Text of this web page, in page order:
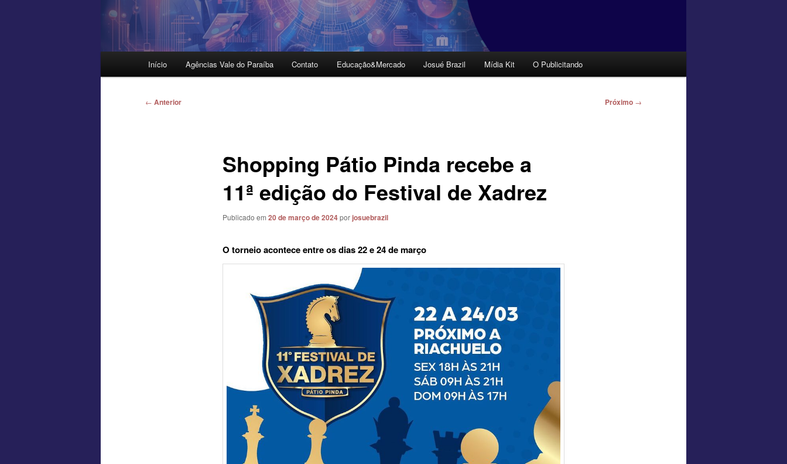
Início Agências Vale do Paraíba Contato Educação&Mercado Josué Brazil Mídia Kit O Publicitando
Navegação
← Anterior Próximo →
Shopping Pátio Pinda recebe a
11ª edição do Festival de Xadrez
Publicado em 20 de março de 2024porjosuebrazil
O torneio acontece entre os dias 22 e 24 de março